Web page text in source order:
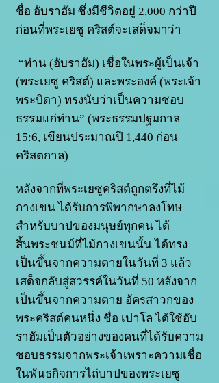
ชื่อ อับราฮัม ซึ่งมีชีวิตอยู่ 2,000 กว่าปี
ก่อนที่พระเยซู คริสต์จะเสด็จมาว่า
“ท่าน (อับราฮัม) เชื่อในพระผู้เป็นเจ้า
(พระเยซู คริสต์) และพระองค์ (พระเจ้า
พระบิดา) ทรงนับว่าเป็นความชอบ
ธรรมแก่ท่าน” (พระธรรมปฐมกาล
15:6, เขียนประมาณปี 1,440 ก่อน
คริสตกาล)
หลังจากที่พระเยซูคริสต์ถูกตรึงที่ไม้
กางเขน ได้รับการพิพากษาลงโทษ
สำหรับบาปของมนุษย์ทุกคน ได้
สิ้นพระชนม์ที่ไม้กางเขนนั้น ได้ทรง
เป็นขึ้นจากความตายในวันที่ 3 แล้ว
เสด็จกลับสู่สวรรค์ในวันที่ 50 หลังจาก
เป็นขึ้นจากความตาย อัครสาวกของ
พระคริสต์คนหนึ่ง ชื่อ เปาโล ได้ใช้อับ
ราฮัมเป็นตัวอย่างของคนที่ได้รับความ
ชอบธรรมจากพระเจ้าเพราะความเชื่อ
ในพันธกิจการไถ่บาปของพระเยซู